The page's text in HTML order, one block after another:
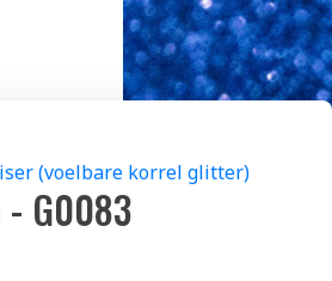
(voelbare korrel glitter)
G0083